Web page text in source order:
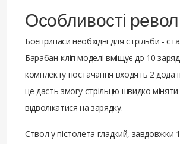
Особливості
Боєприпаси необхідні для стрільби -
Барабан-кліп моделі вміщує до 10
комплекту постачання входять 2
це дасть змогу стрільцю швидко
відволікатися на зарядку.
Ствол у пістолета гладкий, завдовжки